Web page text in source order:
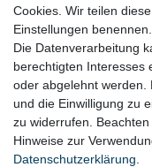
Widerrufsrecht
AGB
Widerrufsformular
KONTAKT
Tel.: 08031-23444-
Cookies. Wir teilen
Einstellungen benennen.
Die Datenverarbeitung
berechtigten Interesses
oder abgelehnt werden.
und die Einwilligung zu
zu widerrufen.
Hinweise zur
Daten­schutz­erklärung